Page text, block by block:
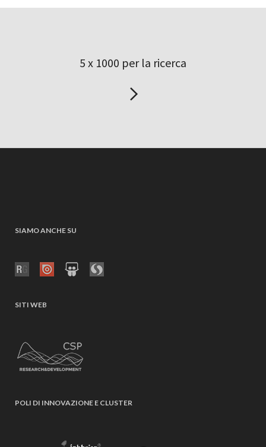
5 x 1000 per la ricerca
SIAMO ANCHE SU
SITI WEB
POLI DI INNOVAZIONE E CLUSTER